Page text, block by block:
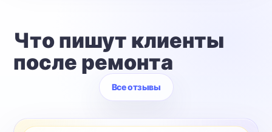
Что пишут клиенты
после ремонта
Все отзывы